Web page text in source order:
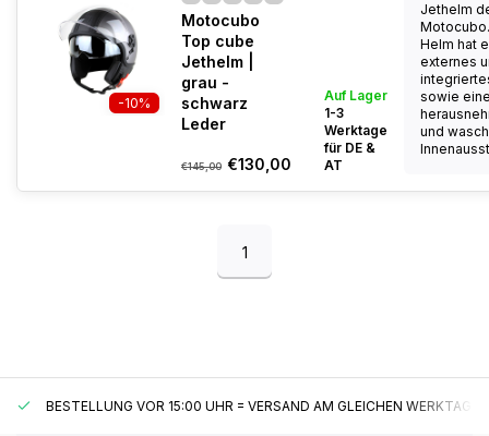
-10%
Motocubo
Top cube
Jethelm |
grau -
schwarz
Leder
€145,00 €130,00
Auf Lager
1-3
Werktage
für DE &
AT
Jethelm
Helm hat
externes
sowie
und
1
BESTELLUNG VOR 15:00 UHR = VERSAND AM GLEICHEN WERKTAG*